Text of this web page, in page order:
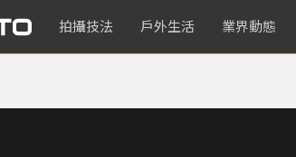
拍攝技法 戶外生活 業界動態